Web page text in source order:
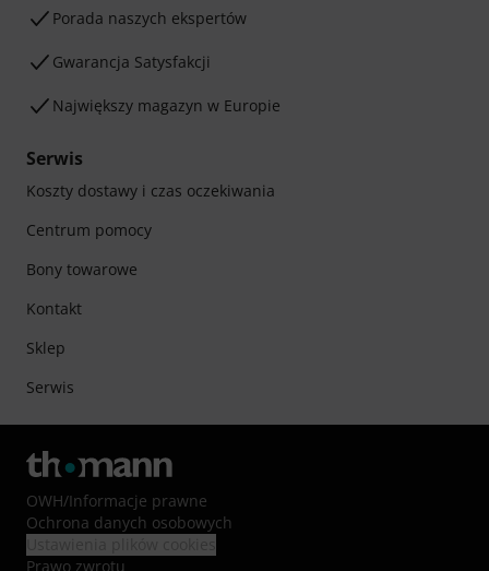
Porada naszych ekspertów
Gwarancja Satysfakcji
Największy magazyn w Europie
Serwis
Koszty dostawy i czas oczekiwania
Centrum pomocy
Bony towarowe
Kontakt
Sklep
Serwis
OWH/Informacje prawne
Ochrona danych osobowych
Prawo zwrotu